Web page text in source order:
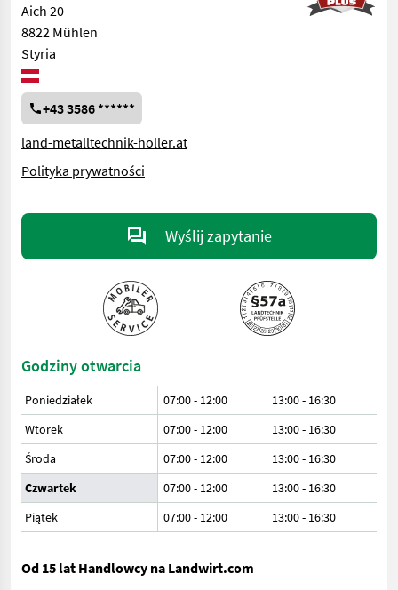
Aich 20
8822 Mühlen
Styria
+43 3586 ******
land-metalltechnik-holler.at
Polityka prywatności
Wyślij zapytanie
Godziny otwarcia
Poniedziałek 07:00 - 12:00
13:00 - 16:30
Wtorek
07:00 - 12:00
13:00 - 16:30
Środa
07:00 - 12:00
13:00 - 16:30
Czwartek
07:00 - 12:00
13:00 - 16:30
Piątek
07:00 - 12:00 13:00 - 16:30
Od 15 lat Handlowcy na Landwirt.com